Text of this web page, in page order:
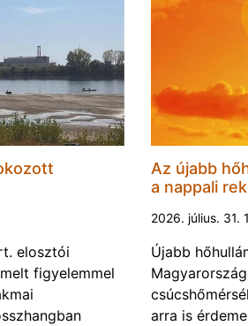
elosztói
figyelemmel
Az újabb
a nappali
2026. július. 31.
Újabb
arra is